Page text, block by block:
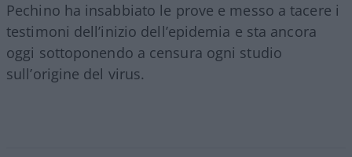
Pechino ha insabbiato le prove e messo a tacere i
testimoni dell’inizio dell’epidemia e sta ancora
oggi sottoponendo a censura ogni studio
sull’origine del virus.